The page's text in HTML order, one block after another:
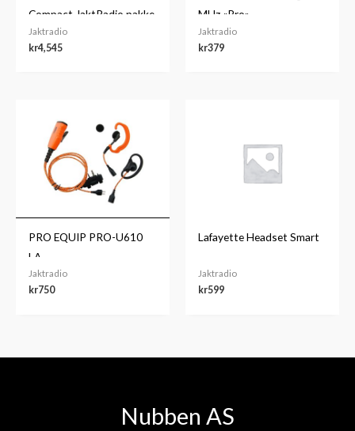
Compact JaktRadio pakke
Jaktradio
kr4,545
MHz «Pro»
Jaktradio
kr379
PRO EQUIP PRO-U610
LA
Jaktradio
kr750
Lafayette Headset Smart
Jaktradio
kr599
Nubben AS